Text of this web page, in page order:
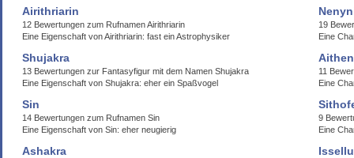
Airithriarin
12 Bewertungen zum Rufnamen Airithriarin
Eine Eigenschaft von Airithriarin: fast ein Astrophysiker
19
Eine
Shujakra
13 Bewertungen zur Fantasyfigur mit dem Namen Shujakra
Eine Eigenschaft von Shujakra: eher ein Spaßvogel
11
Eine
Sin
14 Bewertungen zum Rufnamen Sin
Eine Eigenschaft von Sin: eher neugierig
9
Eine
Ashakra